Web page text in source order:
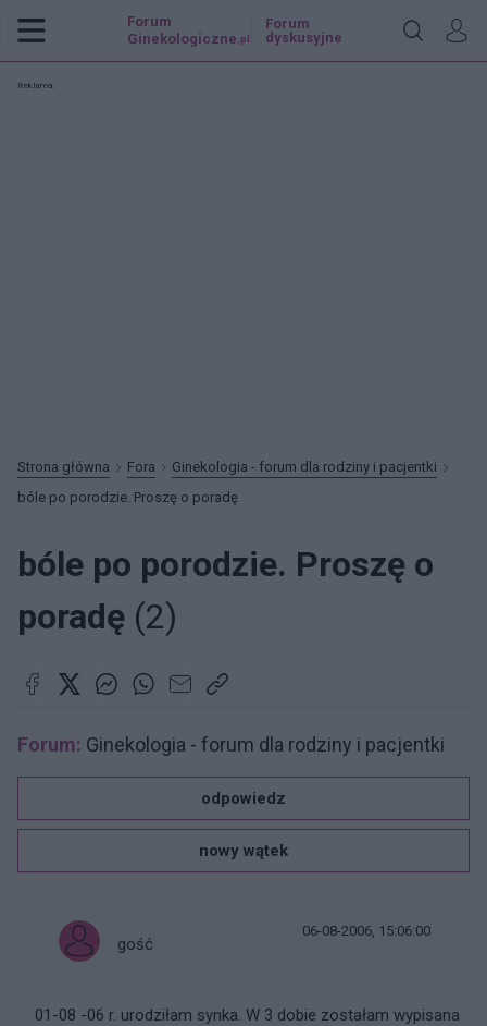
Forum
Ginekologiczne .pl
Forum
dyskusyjne
Reklama:
Strona główna Fora
Ginekologia - forum dla rodziny i pacjentki
bóle po porodzie. Proszę o poradę
bóle po porodzie. Proszę o
poradę (2)
Forum: Ginekologia - forum dla rodziny i pacjentki
odpowiedz
nowy wątek
gość
06-08-2006, 15:06:00
01-08 -06 r. urodziłam synka. W 3 dobie zostałam wypisana